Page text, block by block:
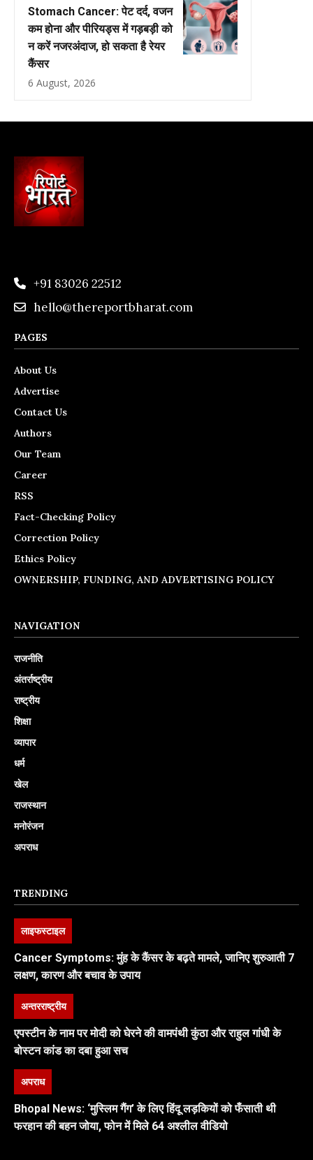
Stomach Cancer: पेट दर्द, वजन
कम होना और पीरियड्स में गड़बड़ी को
न करें नजरअंदाज, हो सकता है रेयर
कैंसर
6 August, 2026
+91 83026 22512
hello@thereportbharat.com
PAGES
About Us
Advertise
Contact Us
Authors
Our Team
Career
RSS
Fact-Checking Policy
Correction Policy
Ethics Policy
OWNERSHIP, FUNDING, AND ADVERTISING POLICY
NAVIGATION
राजनीति
अंतर्राष्ट्रीय
राष्ट्रीय
शिक्षा
व्यापार
धर्म
खेल
राजस्थान
मनोरंजन
अपराध
TRENDING
लाइफस्टाइल
Cancer Symptoms: मुंह के कैंसर के बढ़ते मामले, जानिए शुरुआती 7
लक्षण, कारण और बचाव के उपाय
अन्तरराष्ट्रीय
एपस्टीन के नाम पर मोदी को घेरने की वामपंथी कुंठा और राहुल गांधी के
बोस्टन कांड का दबा हुआ सच
अपराध
Bhopal News: ‘मुस्लिम गैंग’ के लिए हिंदू लड़कियों को फँसाती थी
फरहान की बहन जोया, फोन में मिले 64 अश्लील वीडियो